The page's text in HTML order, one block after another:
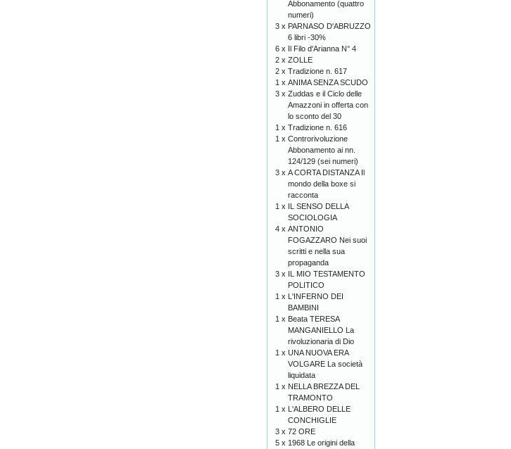
Abbonamento (quattro
numeri)
3 x PARNASO D'ABRUZZO
6 libri -30%
6 x Il Filo d'Arianna N° 4
2 x ZOLLE
2 x Tradizione n. 617
1 x ANIMA SENZA SCUDO
3 x Zuddas e il Ciclo delle
Amazzoni in offerta con
lo sconto del 30
1 x Tradizione n. 616
1 x Controrivoluzione
Abbonamento ai nn.
124/129 (sei numeri)
3 x A CORTA DISTANZA Il
mondo della boxe si
racconta
1 x IL SENSO DELLA
SOCIOLOGIA
4 x ANTONIO
FOGAZZARO Nei suoi
scritti e nella sua
propaganda
3 x IL MIO TESTAMENTO
POLITICO
1 x L'INFERNO DEI
BAMBINI
1 x Beata TERESA
MANGANIELLO La
rivoluzionaria di Dio
1 x UNA NUOVA ERA
VOLGARE La società
liquidata
1 x NELLA BREZZA DEL
TRAMONTO
1 x L'ALBERO DELLE
CONCHIGLIE
3 x 72 ORE
5 x 1968 Le origini della